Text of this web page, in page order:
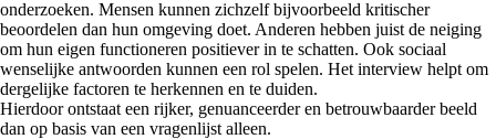
onderzoeken. Mensen kunnen zichzelf bijvoorbeeld kritischer
beoordelen dan hun omgeving doet. Anderen hebben juist de neiging
om hun eigen functioneren positiever in te schatten. Ook sociaal
wenselijke antwoorden kunnen een rol spelen. Het interview helpt om
dergelijke factoren te herkennen en te duiden.
Hierdoor ontstaat een rijker, genuanceerder en betrouwbaarder beeld
dan op basis van een vragenlijst alleen.